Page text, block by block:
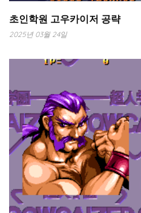
초인학원 고우카이저 공략
2025년 03월 24일